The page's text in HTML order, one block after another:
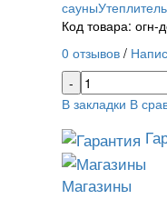
сауны
Код товара: огн-
0 отзывов /
В закладки В
Магазины